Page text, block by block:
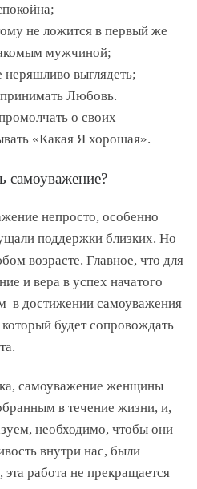
не ложится в первый же
мужчиной;
неряшливо выглядеть;
Любовь.
о своих
«Какая Я хорошая».
самоуважение?
непросто, особенно
поддержки близких. Но
возрасте. Главное, что для
и вера в успех начатого
в достижении самоуважения
который будет сопровождать
самоуважение женщины
в течение жизни, и,
необходимо, чтобы они
внутри нас, были
работа не прекращается